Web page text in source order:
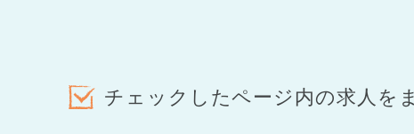
チェックしたページ内の求人を